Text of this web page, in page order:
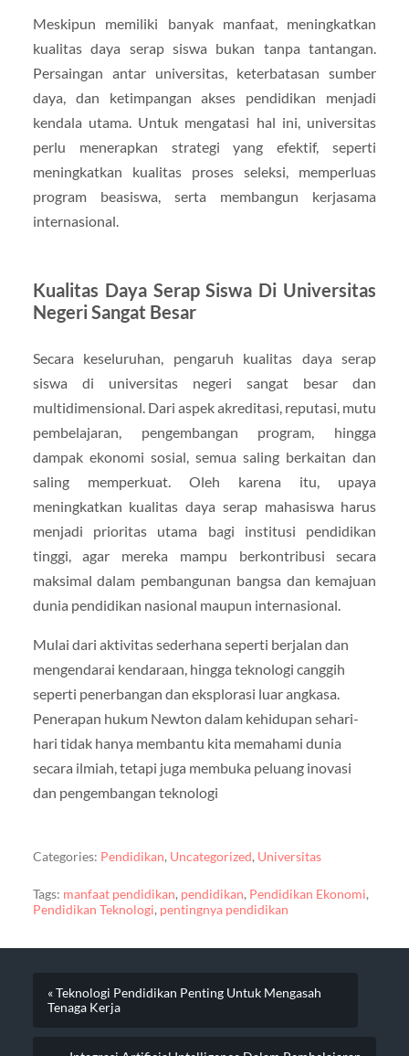
Meskipun memiliki banyak manfaat, meningkatkan
kualitas daya serap siswa bukan tanpa tantangan.
Persaingan antar universitas, keterbatasan sumber
daya, dan ketimpangan akses pendidikan menjadi
kendala utama. Untuk mengatasi hal ini, universitas
perlu menerapkan strategi yang efektif, seperti
meningkatkan kualitas proses seleksi, memperluas
program beasiswa, serta membangun kerjasama
internasional.
Kualitas Daya Serap Siswa Di Universitas
Negeri Sangat Besar
Secara keseluruhan, pengaruh kualitas daya serap
siswa di universitas negeri sangat besar dan
multidimensional. Dari aspek akreditasi, reputasi, mutu
pembelajaran, pengembangan program, hingga
dampak ekonomi sosial, semua saling berkaitan dan
saling memperkuat. Oleh karena itu, upaya
meningkatkan kualitas daya serap mahasiswa harus
menjadi prioritas utama bagi institusi pendidikan
tinggi, agar mereka mampu berkontribusi secara
maksimal dalam pembangunan bangsa dan kemajuan
dunia pendidikan nasional maupun internasional.
Mulai dari aktivitas sederhana seperti berjalan dan
mengendarai kendaraan, hingga teknologi canggih
seperti penerbangan dan eksplorasi luar angkasa.
Penerapan hukum Newton dalam kehidupan sehari-
hari tidak hanya membantu kita memahami dunia
secara ilmiah, tetapi juga membuka peluang inovasi
dan pengembangan teknologi
Categories: Pendidikan, Uncategorized, Universitas
Tags: manfaat pendidikan, pendidikan, Pendidikan Ekonomi,
Pendidikan Teknologi, pentingnya pendidikan
« Teknologi Pendidikan Penting Untuk Mengasah
Tenaga Kerja